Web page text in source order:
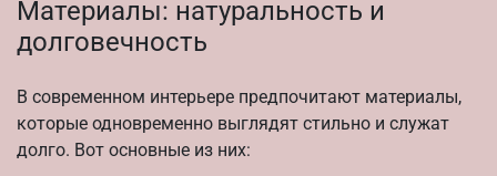
Материалы: натуральность и
долговечность
В современном интерьере предпочитают материалы,
которые одновременно выглядят стильно и служат
долго. Вот основные из них: